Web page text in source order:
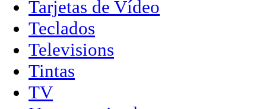
Tarjetas de Vídeo
Teclados
Televisions
Tintas
TV